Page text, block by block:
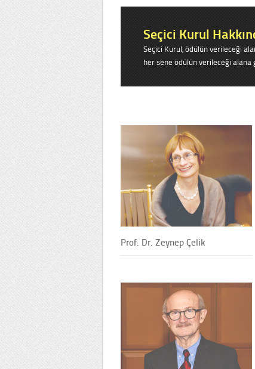
Seçici Kurul
Seçici Kurul, ödülün verileceği
her sene ödülün verileceği
Prof. Dr. Zeynep Çelik